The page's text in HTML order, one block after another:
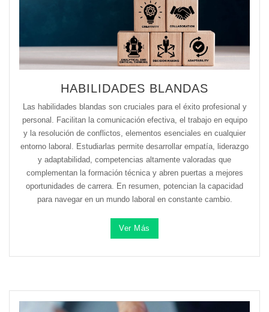
HABILIDADES BLANDAS
Las habilidades blandas son cruciales para el éxito profesional y
personal. Facilitan la comunicación efectiva, el trabajo en equipo
y la resolución de conflictos, elementos esenciales en cualquier
entorno laboral. Estudiarlas permite desarrollar empatía, liderazgo
y adaptabilidad, competencias altamente valoradas que
complementan la formación técnica y abren puertas a mejores
oportunidades de carrera. En resumen, potencian la capacidad
para navegar en un mundo laboral en constante cambio.
Ver Más